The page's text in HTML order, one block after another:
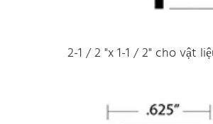
2-1 / 2 "x 1-1 / 2" cho vật